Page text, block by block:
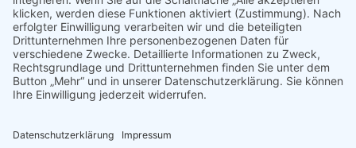
Das BAG (Urteil v. 22.10.2015, Az.: 2 AZR 569/14)
hat klargestellt, dass die beharrliche Weigerung
eines Arbeitnehmers, seine vertraglich geschuldete
Arbeitsleistung zu erbringen, „an sich“ geeignet ist,
eine außerordentliche fristlose Kündigung zu